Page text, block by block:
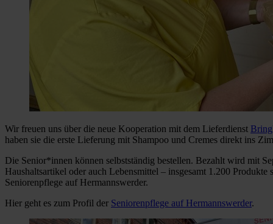
Wir freuen uns über die neue Kooperation mit dem Lieferdienst
haben sie die erste Lieferung mit Shampoo und Cremes direkt ins
Die Senior*innen können selbstständig bestellen. Bezahlt wird mit
Haushaltsartikel oder auch Lebensmittel – insgesamt 1.200
Seniorenpflege auf Hermannswerder.
Hier geht es zum Profil der Seniorenpflege auf Hermannswerder.